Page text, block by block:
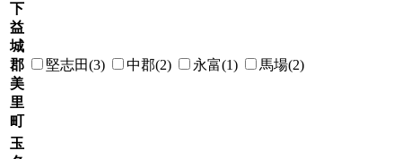
下
益
城
郡
美
里
町
堅志田(3) 中郡(2) 永富(1) 馬場(2)
玉